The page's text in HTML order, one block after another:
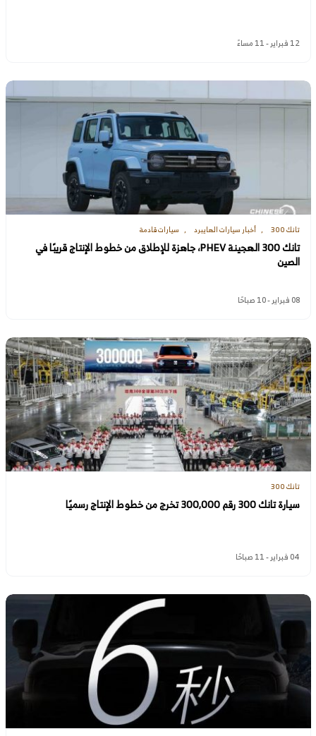
12 فبراير - 11 مساءً
تانك 300 أخبار سيارات الهايبرد سيارات قادمة
تانك 300 الهجينة PHEV، جاهزة للإطلاق من خطوط الإنتاج قريبًا في
الصين
08 فبراير - 10 صباحًا
تانك 300
سيارة تانك 300 رقم 300,000 تخرج من خطوط الإنتاج رسميًا
04 فبراير - 11 صباحًا